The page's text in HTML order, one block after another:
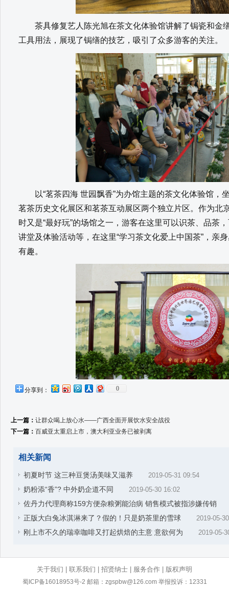
茶具修复艺人陈光旭在茶文化体验馆讲解了锔瓷和金
工具用法，展现了锔缮的技艺，吸引了众多游客的关注。
以“茗茶四海 世园飘香”为办馆主题的茶文化体验馆，
茗茶历史文化展区和茗茶互动展区两个独立片区。作为北
时又是“最好玩”的场馆之一，游客在这里可以识茶、品茶
讲堂及体验活动等，在这里“学习茶文化爱上中国茶”，亲
有趣。
分享到： 0
上一篇： 让群众喝上放心水——广西全面开展饮水安全战役
下一篇： 百威亚太重启上市，澳大利亚业务已被剥离
相关新闻
初夏时节 这三种豆煲汤美味又滋养 2019-05-31 09:54
奶粉添“香”? 中外奶企道不同 2019-05-30 16:02
佐丹力代理商称159方便杂粮粥能治病 销售模式被指涉嫌传销
正版大白兔冰淇淋来了？假的！只是奶茶里的雪球
2019-05-
刚上市不久的瑞幸咖啡又打起烘焙的主意 意欲何为 2019-05-
关于我们 联系我们 招贤纳士 服务合作 版权声明
蜀ICP备16018953号-2 邮箱：zgspbw@126.com 举报投诉：12331